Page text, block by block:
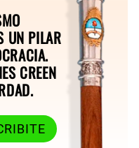
UN PILAR
CREEN